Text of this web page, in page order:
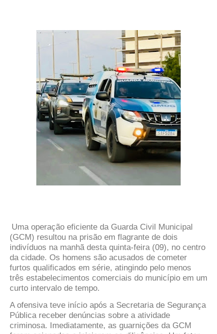
Uma operação eficiente da Guarda Civil Municipal
(GCM) resultou na prisão em flagrante de dois
indivíduos na manhã desta quinta-feira (09), no centro
da cidade. Os homens são acusados de cometer
furtos qualificados em série, atingindo pelo menos
três estabelecimentos comerciais do município em um
curto intervalo de tempo.
A ofensiva teve início após a Secretaria de Segurança
Pública receber denúncias sobre a atividade
criminosa. Imediatamente, as guarnições da GCM